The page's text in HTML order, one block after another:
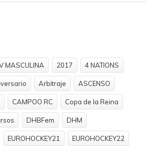
MASCULINA 2017 4 NATIONS
Arbitraje ASCENSO
CAMPOO RC Copa de la Reina
DHBFem DHM
EUROHOCKEY21 EUROHOCKEY22